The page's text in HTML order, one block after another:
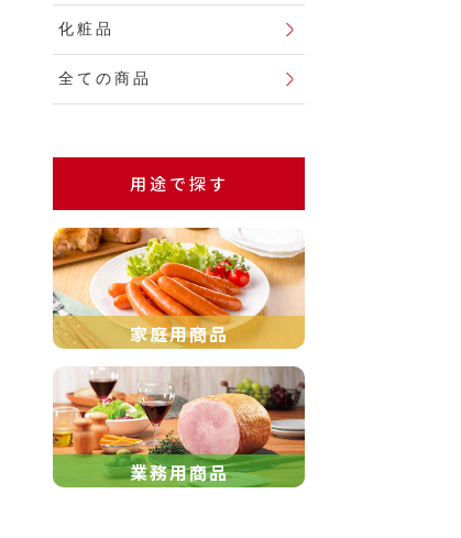
化粧品
全ての商品
用途で探す
家庭用商品
業務用商品